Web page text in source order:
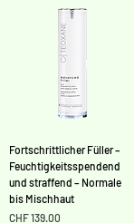
Fortschrittlicher Füller –
Feuchtigkeitsspendend
und straffend – Normale
bis Mischhaut
Preis
CHF 139.00